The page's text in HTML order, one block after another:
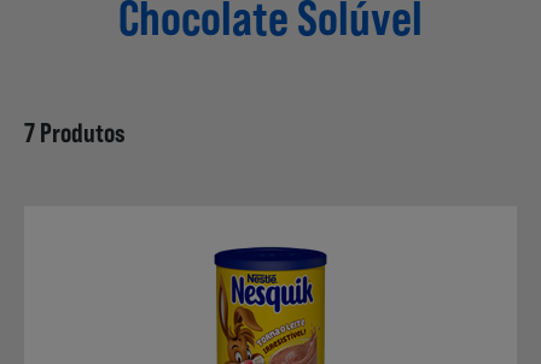
Não Alimentares
Chocolate Solúvel
7 Produtos